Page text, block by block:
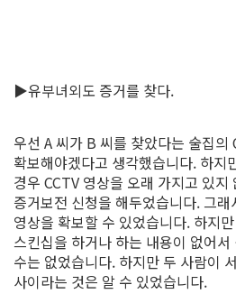
▶유부녀외도 증거를 찾다.
우선 A 씨가 B 씨를 찾았다는 술집의
확보해야겠다고 생각했습니다. 하지
경우 CCTV 영상을 오래 가지고 있지
증거보전 신청을 해두었습니다. 그
영상을 확보할 수 있었습니다. 하지
스킨십을 하거나 하는 내용이 없어
수는 없었습니다. 하지만 두 사람이
사이라는 것은 알 수 있었습니다.